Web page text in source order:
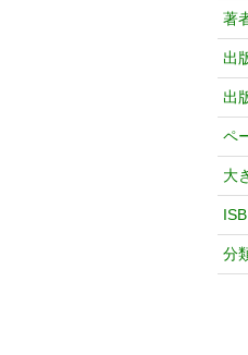
著
出
出
ペ
大
分